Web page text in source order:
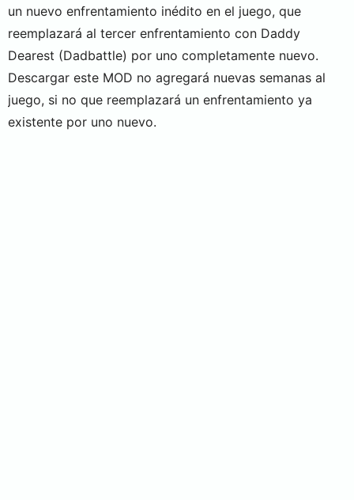
un nuevo enfrentamiento inédito en el juego, que
reemplazará al tercer enfrentamiento con Daddy
Dearest (Dadbattle) por uno completamente nuevo.
Descargar este MOD no agregará nuevas semanas al
juego, si no que reemplazará un enfrentamiento ya
existente por uno nuevo.